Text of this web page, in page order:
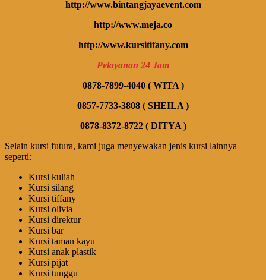
http://www.bintangjayaevent.com
http://www.meja.co
http://www.kursitifany.com
Pelayanan 24 Jam
0878-7899-4040 ( WITA )
0857-7733-3808 ( SHEILA )
0878-8372-8722 ( DITYA )
Selain kursi futura, kami juga menyewakan jenis kursi lainnya
seperti:
Kursi kuliah
Kursi silang
Kursi tiffany
Kursi olivia
Kursi direktur
Kursi bar
Kursi taman kayu
Kursi anak plastik
Kursi pijat
Kursi tunggu